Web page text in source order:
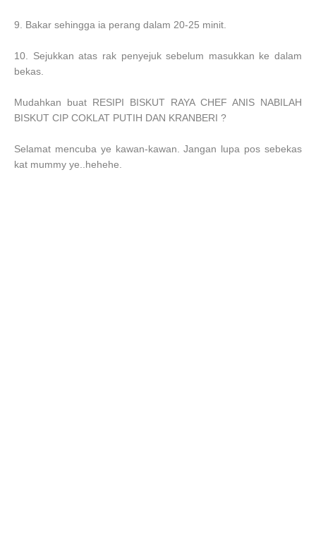
9. Bakar sehingga ia perang dalam 20-25 minit.
10. Sejukkan atas rak penyejuk sebelum masukkan ke dalam
bekas.
Mudahkan buat RESIPI BISKUT RAYA CHEF ANIS NABILAH
BISKUT CIP COKLAT PUTIH DAN KRANBERI ?
Selamat mencuba ye kawan-kawan. Jangan lupa pos sebekas
kat mummy ye..hehehe.